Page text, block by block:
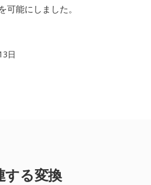
能にしました。
日
する変換